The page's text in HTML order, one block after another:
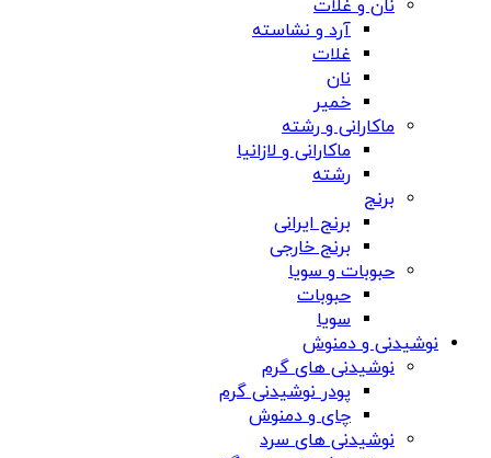
نان و غلات
آرد و نشاسته
غلات
نان
خمیر
ماکارانی و رشته
ماکارانی و لازانیا
رشته
برنج
برنج ایرانی
برنج خارجی
حبوبات و سویا
حبوبات
سویا
نوشیدنی و دمنوش
نوشیدنی های گرم
پودر نوشیدنی گرم
چای و دمنوش
نوشیدنی های سرد